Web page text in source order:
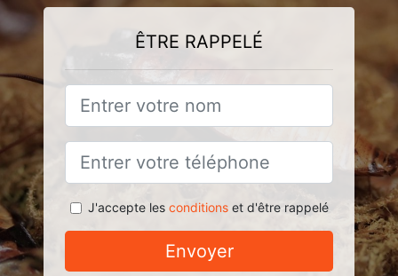
ÊTRE RAPPELÉ
J'accepte les conditionset d'être rappelé
Envoyer